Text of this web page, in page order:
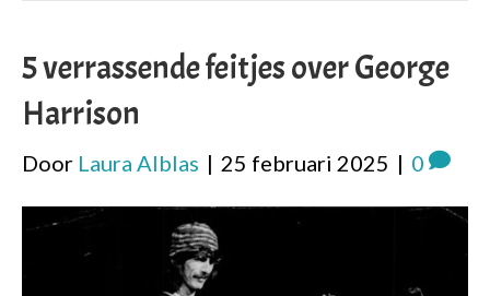
5 verrassende feitjes over George
Harrison
Door Laura Alblas | 25 februari 2025 | 0